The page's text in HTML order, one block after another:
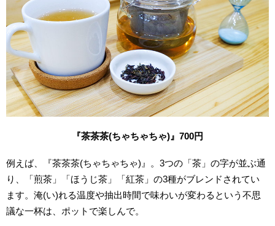
『茶茶茶(ちゃちゃちゃ)』700円
例えば、『茶茶茶(ちゃちゃちゃ)』。3つの「茶」の字が並ぶ通
り、「煎茶」「ほうじ茶」「紅茶」の3種がブレンドされてい
ます。淹(い)れる温度や抽出時間で味わいが変わるという不思
議な一杯は、ポットで楽しんで。